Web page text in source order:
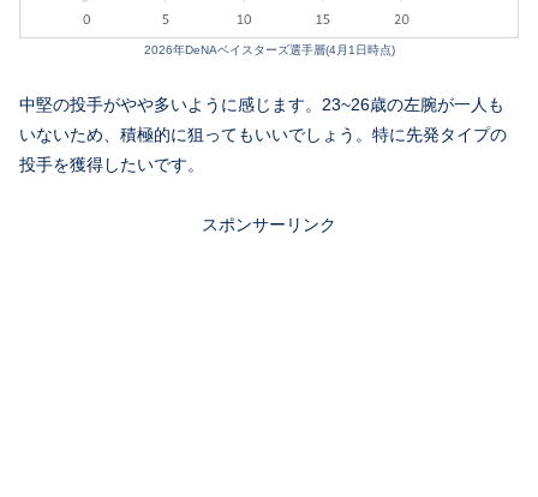
2026年DeNAベイスターズ選手層(4月1日時点)
中堅の投手がやや多いように感じます。23~26歳の左腕が一人も
いないため、積極的に狙ってもいいでしょう。特に先発タイプの
投手を獲得したいです。
スポンサーリンク